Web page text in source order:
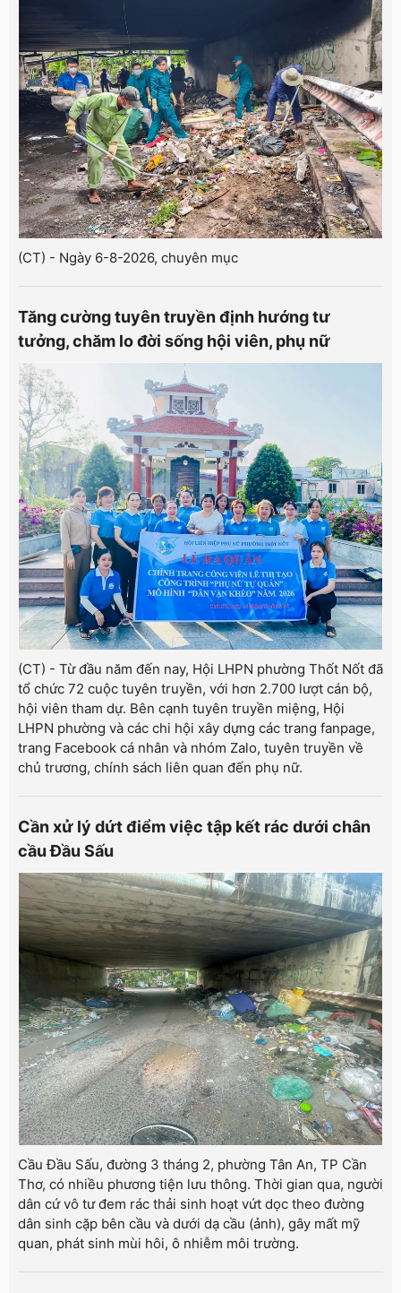
(CT) - Ngày 6-8-2026, chuyên mục
Tăng cường tuyên truyền định hướng tư
tưởng, chăm lo đời sống hội viên, phụ nữ
(CT) - Từ đầu năm đến nay, Hội LHPN phường Thốt Nốt đã
tổ chức 72 cuộc tuyên truyền, với hơn 2.700 lượt cán bộ,
hội viên tham dự. Bên cạnh tuyên truyền miệng, Hội
LHPN phường và các chi hội xây dựng các trang fanpage,
trang Facebook cá nhân và nhóm Zalo, tuyên truyền về
chủ trương, chính sách liên quan đến phụ nữ.
Cần xử lý dứt điểm việc tập kết rác dưới chân
cầu Đầu Sấu
Cầu Đầu Sấu, đường 3 tháng 2, phường Tân An, TP Cần
Thơ, có nhiều phương tiện lưu thông. Thời gian qua, người
dân cứ vô tư đem rác thải sinh hoạt vứt dọc theo đường
dân sinh cặp bên cầu và dưới dạ cầu (ảnh), gây mất mỹ
quan, phát sinh mùi hôi, ô nhiễm môi trường.